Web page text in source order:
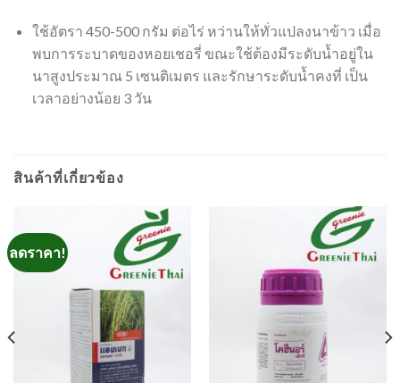
ใช้อัตรา 450-500 กรัม ต่อไร่ หว่านให้ทั่วแปลงนาข้าว เมื่อ
พบการระบาดของหอยเชอรี่ ขณะใช้ต้องมีระดับน้ำอยู่ใน
นาสูงประมาณ 5 เซนติเมตร และรักษาระดับน้ำคงที่ เป็น
เวลาอย่างน้อย 3 วัน
สินค้าที่เกี่ยวข้อง
ลดราคา!